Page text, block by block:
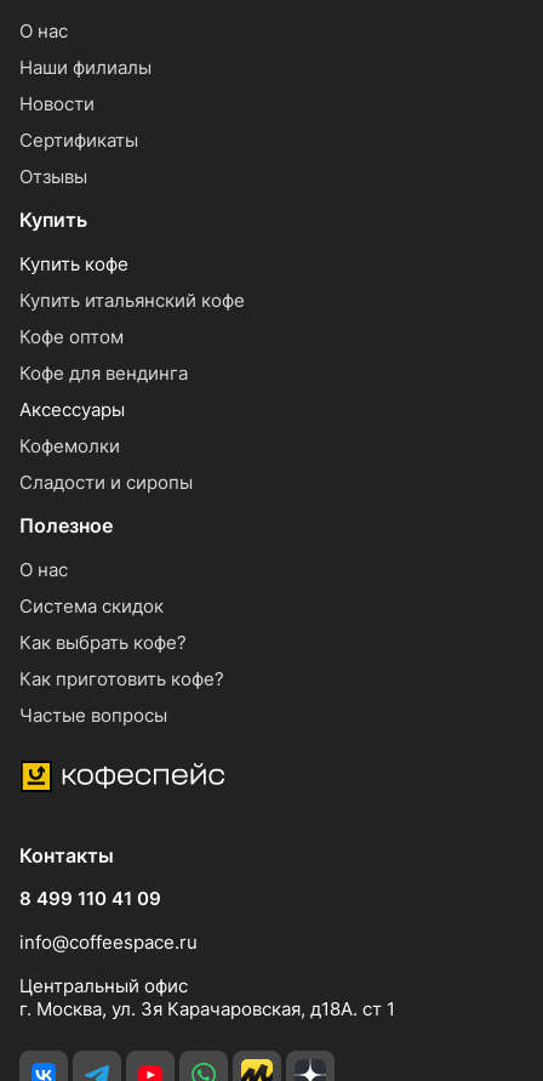
О нас
Наши филиалы
Новости
Сертификаты
Отзывы
Купить
Купить кофе
Купить итальянский кофе
Кофе оптом
Кофе для вендинга
Аксессуары
Кофемолки
Сладости и сиропы
Полезное
О нас
Система скидок
Как выбрать кофе?
Как приготовить кофе?
Частые вопросы
Контакты
8 499 110 41 09
info@coffeespace.ru
Центральный офис
г. Москва, ул. 3я Карачаровская, д18А. ст 1